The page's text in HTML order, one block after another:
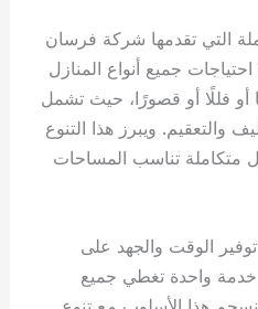
التي تقدمها شركة فرسان
جميع أنواع المنازل
فللًا أو قصورًا، حيث تشمل
والتعقيم. ويبرز هذا التنوع
متكاملة تناسب المساحات
الوقت والجهد على
خدمة واحدة تغطي جميع